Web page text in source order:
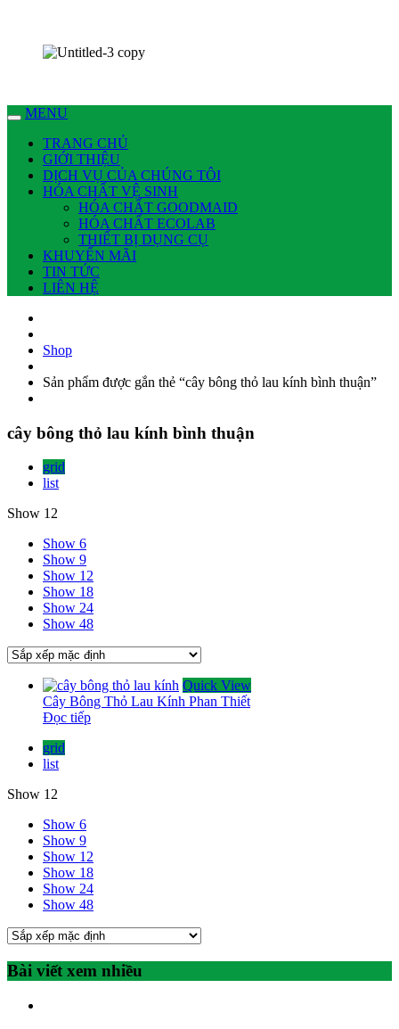
MENU
TRANG CHỦ
GIỚI THIỆU
DỊCH VỤ CỦA CHÚNG TÔI
HÓA CHẤT VỆ SINH
HÓA CHẤT GOODMAID
HÓA CHẤT ECOLAB
THIẾT BỊ DỤNG CỤ
KHUYẾN MÃI
TIN TỨC
LIÊN HỆ
Shop
Sản phẩm được gắn thẻ “cây bông thỏ lau kính bình thuận”
cây bông thỏ lau kính bình thuận
grid
list
Show 12
Show 6
Show 9
Show 12
Show 18
Show 24
Show 48
Quick View
Cây Bông Thỏ Lau Kính Phan Thiết
Đọc tiếp
grid
list
Show 12
Show 6
Show 9
Show 12
Show 18
Show 24
Show 48
Bài viết xem nhiều